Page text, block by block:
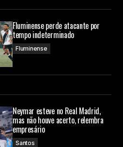
Fluminense perde atacante por
tempo indeterminado
Fluminense
Neymar esteve no Real Madrid,
mas não houve acerto, relembra
empresário
Santos